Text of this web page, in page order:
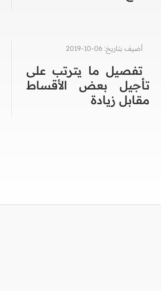
أضيف بتاريخ: 06-10-2019
تفصيل ما يترتب على
تأجيل بعض الأقساط
مقابل زيادة